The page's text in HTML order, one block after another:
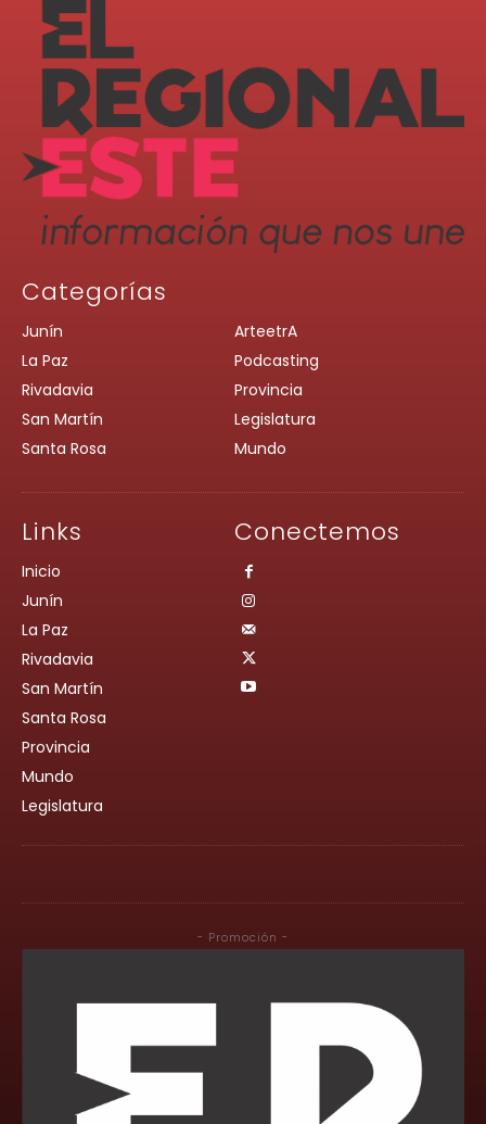
Categorías
Junín
La Paz
Rivadavia
San Martín
Santa Rosa
ArteetrA
Podcasting
Provincia
Legislatura
Mundo
Links
Inicio
Junín
La Paz
Rivadavia
San Martín
Santa Rosa
Provincia
Mundo
Legislatura
Conectemos
- Promoción -